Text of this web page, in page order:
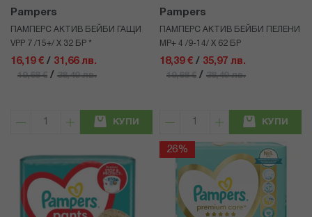
Pampers
ПАМПЕРС АКТИВ БЕЙБИ ГАЩИ
VPP 7 /15+/ Х 32 БР *
16,19 € / 31,66 лв.
19,68 € / 38,49 лв.
КУПИ
Pampers
ПАМПЕРС АКТИВ БЕЙБИ ПЕЛЕНИ
MP+ 4 /9-14/ Х 62 БР
18,39 € / 35,97 лв.
19,68 € / 38,49 лв.
КУПИ
26%